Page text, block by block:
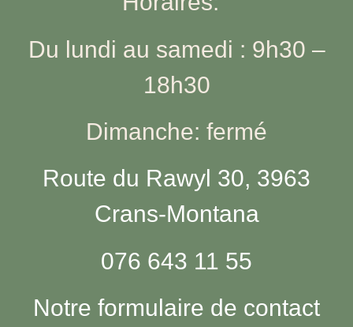
Du lundi au samedi : 9h30 –
18h30
Dimanche: fermé
Route du Rawyl 30, 3963
Crans-Montana
076 643 11 55
Notre formulaire de contact